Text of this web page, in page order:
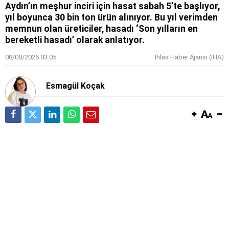
Aydın’ın meşhur inciri için hasat sabah 5’te başlıyor,
yıl boyunca 30 bin ton ürün alınıyor. Bu yıl verimden
memnun olan üreticiler, hasadı ‘Son yılların en
bereketli hasadı’ olarak anlatıyor.
08/08/2026 03:05 İhlas Haber Ajansı (IHA)
Esmagül Koçak